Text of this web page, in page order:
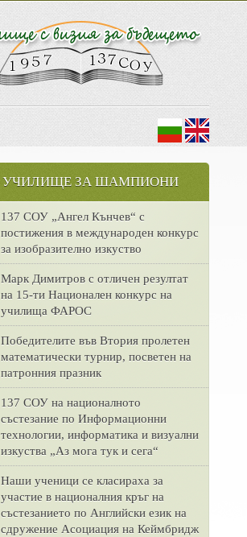
УЧИЛИЩЕ ЗА ШАМПИОНИ
137 СОУ „Ангел Кънчев“ с
постижения в международен конкурс
за изобразително изкуство
Марк Димитров с отличен резултат
на 15-ти Национален конкурс на
училища ФАРОС
Победителите във Втория пролетен
математически турнир, посветен на
патронния празник
137 СОУ на националното
състезание по Информационни
технологии, информатика и визуални
изкуства „Аз мога тук и сега“
Наши ученици се класираха за
участие в националния кръг на
състезанието по Английски език на
сдружение Асоциация на Кеймбридж